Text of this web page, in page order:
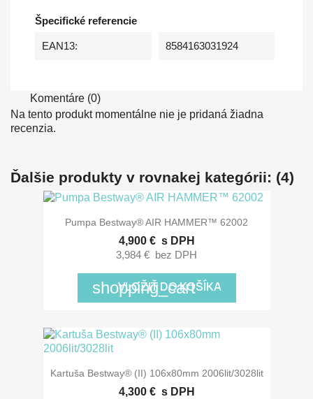
Špecifické referencie
EAN13: 8584163031924
Komentáre (0)
Na tento produkt momentálne nie je pridaná žiadna
recenzia.
Ďalšie produkty v rovnakej kategórii: (4)
Pumpa Bestway® AIR HAMMER™ 62002
4,900 € s DPH
3,984 € bez DPH
shopping_cart
VLOŽIŤ DO KOŠÍKA
Kartuša Bestway® (II) 106x80mm 2006lit/3028lit
4,300 € s DPH